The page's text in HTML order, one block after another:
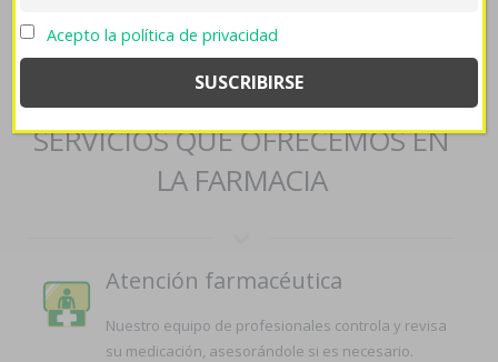
con-visa/-> Precio bimatoprost careprost lumigan latisse
india
SERVICIOS QUE OFRECEMOS EN
LA FARMACIA
Atención farmacéutica
Nuestro equipo de profesionales controla y revisa
su medicación, asesorándole si es necesario.
Acepto la política de privacidad